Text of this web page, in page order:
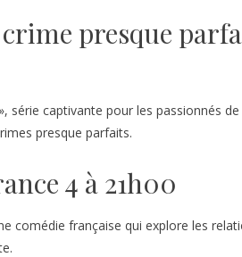
presque
série captivante pour les passionnés
presque parfaits.
4 à 21h00
comédie française qui explore les